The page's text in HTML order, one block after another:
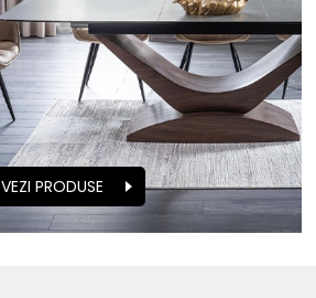
VEZI PRODUSE